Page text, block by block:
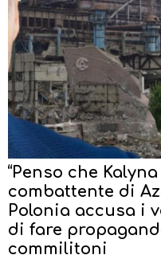
“Penso che
combattente di
Polonia accusa i
di fare
commilitoni